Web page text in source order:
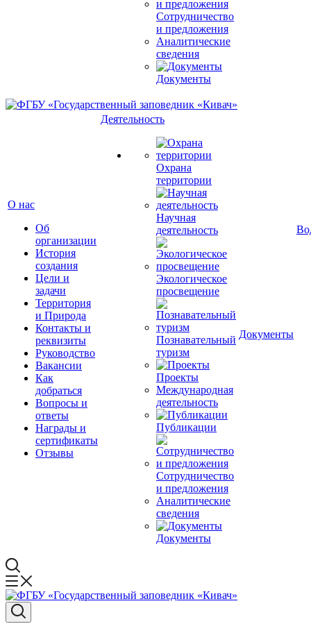
Сотрудничество
и предложения
Аналитические
сведения
Документы
О нас
Об
организации
История
создания
Цели и
задачи
Территория
и Природа
Контакты и
реквизиты
Руководство
Вакансии
Как
добраться
Вопросы и
ответы
Награды и
сертификаты
Отзывы
Деятельность
Охрана
территории
Научная
деятельность
Экологическое
просвещение
Познавательный
туризм
Проекты
Международная
деятельность
Публикации
Сотрудничество
и предложения
Аналитические
сведения
Документы
Документы